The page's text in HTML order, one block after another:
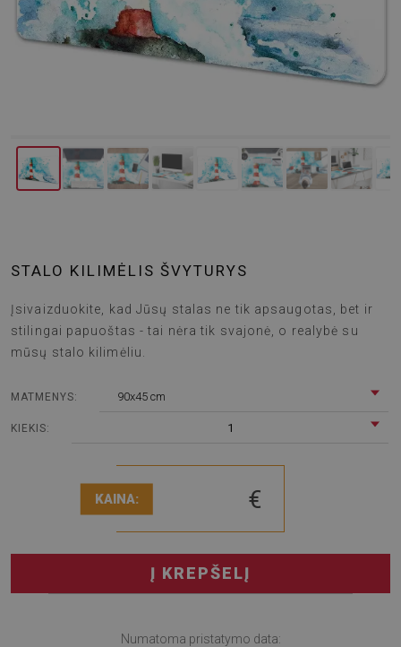
STALO KILIMĖLIS ŠVYTURYS
Įsivaizduokite, kad Jūsų stalas ne tik apsaugotas, bet ir
stilingai papuoštas - tai nėra tik svajonė, o realybė su
mūsų stalo kilimėliu.
MATMENYS: 90x45 cm
KIEKIS: 1
KAINA: €
Į KREPŠELĮ
Numatoma pristatymo data: